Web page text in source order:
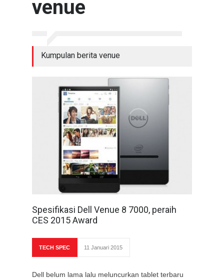
venue
Kumpulan berita venue
Spesifikasi Dell Venue 8 7000, peraih
CES 2015 Award
TECH SPEC 11 Januari 2015
Dell belum lama lalu meluncurkan tablet terbaru